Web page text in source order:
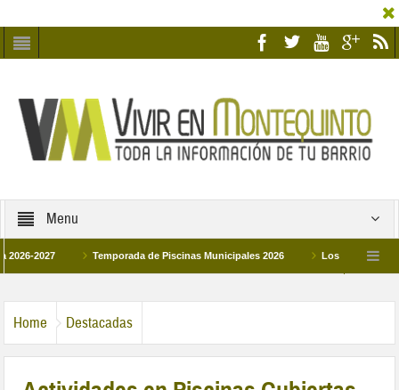
Menu
Temporada de Piscinas Municipales 2026 Los Campus de
Home Destacadas